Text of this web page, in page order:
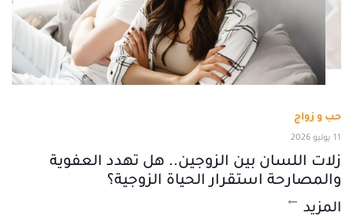
حب و زواج
11 يوليو 2026
زلات اللسان بين الزوجين.. هل تهدد العفوية
والمصارحة استقرار الحياة الزوجية؟
المزيد